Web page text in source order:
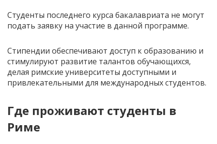
Студенты последнего курса бакалавриата не могут
подать заявку на участие в данной программе.
Стипендии обеспечивают доступ к образованию и
стимулируют развитие талантов обучающихся,
делая римские университеты доступными и
привлекательными для международных студентов.
Где проживают студенты в
Риме